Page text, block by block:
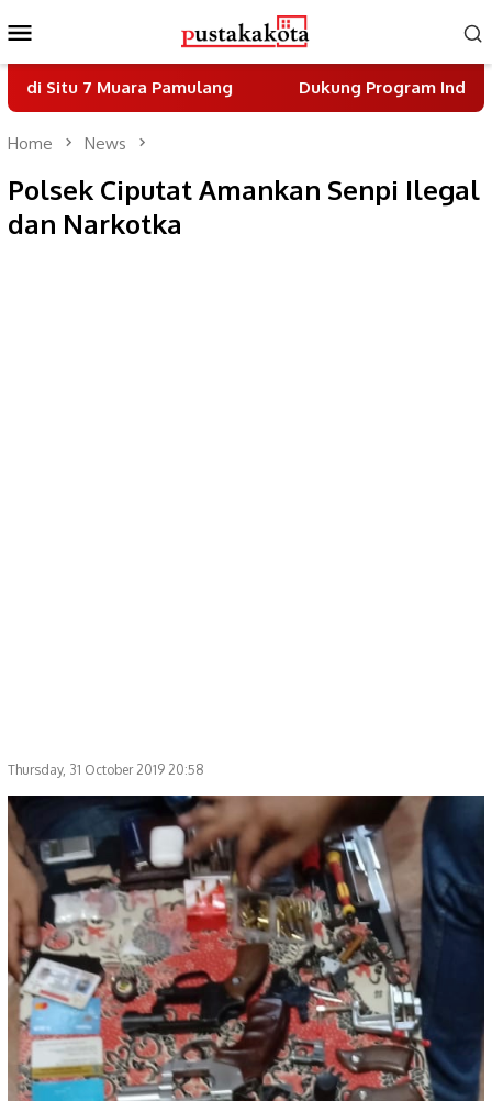
to
contentMenu
Pamulang Dukung Program Indonesia Asri, DPC
Home News
Polsek Ciputat Amankan Senpi Ilegal
dan Narkotka
Thursday, 31 October 2019 20:58